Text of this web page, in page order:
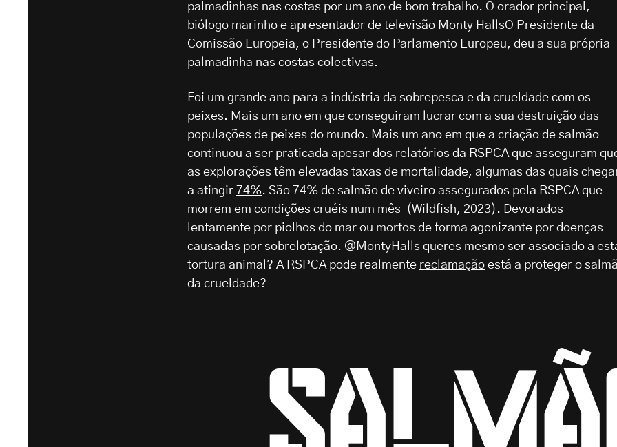
palmadinhas nas costas por um ano de bom trabalho. O orador principal,
biólogo marinho e apresentador de televisão Monty HallsO Presidente da
Comissão Europeia, o Presidente do Parlamento Europeu, deu a sua própria
palmadinha nas costas colectivas.
Foi um grande ano para a indústria da sobrepesca e da crueldade com os
peixes. Mais um ano em que conseguiram lucrar com a sua destruição das
populações de peixes do mundo. Mais um ano em que a criação de salmão
continuou a ser praticada apesar dos relatórios da RSPCA que asseguram
as explorações têm elevadas taxas de mortalidade, algumas das quais
a atingir 74%. São 74% de salmão de viveiro assegurados pela RSPCA que
morrem em condições cruéis num mês (Wildfish, 2023) . Devorados
lentamente por piolhos do mar ou mortos de forma agonizante por doenças
causadas por sobrelotação. @MontyHalls queres mesmo ser associado a
tortura animal? A RSPCA pode realmente reclamação está a proteger o
da crueldade?